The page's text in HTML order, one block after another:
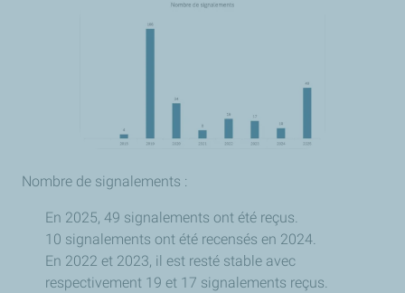
Nombre de signalements :
En 2025, 49 signalements ont été reçus.
10 signalements ont été recensés en 2024.
En 2022 et 2023, il est resté stable avec
respectivement 19 et 17 signalements reçus.